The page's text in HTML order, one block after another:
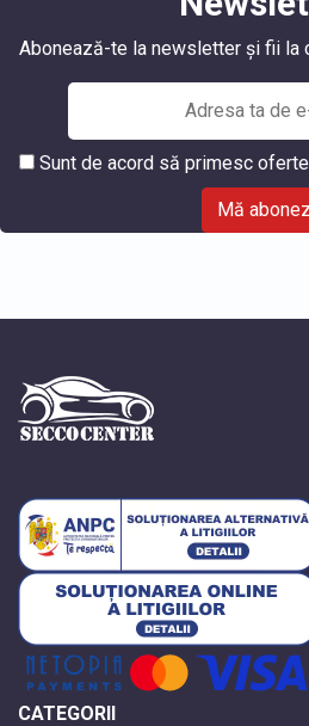
Abonează-te la newsletter și fii la
Sunt de acord să primesc
Mă
CATEGORII